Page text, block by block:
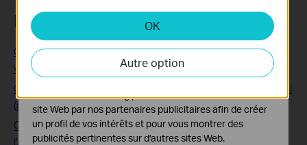
FAQs associées
Comment personnaliser les paramètres WiFi du CPL WiFi
via une interface de gestion Web (nouveau logo)?
Comment utiliser la fonction LED Calendrier d'un CPL WiFi
(nouveau logo)?
Comment modifier les paramètres WiFi à l'aide de
l'application tpPLC (Smartphone)?
OK
Autre option
Cookies d'analyse et marketing
Les cookies d'analyse nous permettent d'analyser vos
activités sur notre site Web pour améliorer et ajuster les
fonctionnalités de notre site Web.
Les cookies marketing peuvent être définis via notre
site Web par nos partenaires publicitaires afin de créer
un profil de vos intérêts et pour vous montrer des
publicités pertinentes sur d'autres sites Web.